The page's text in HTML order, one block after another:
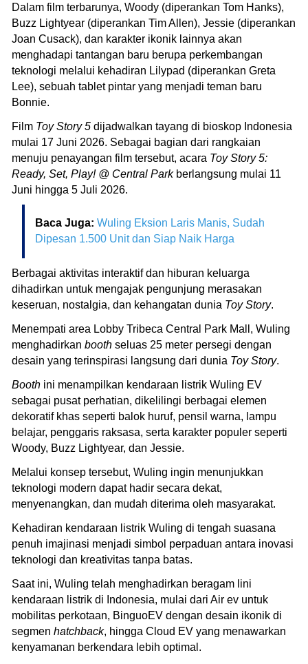
Dalam film terbarunya, Woody (diperankan Tom Hanks),
Buzz Lightyear (diperankan Tim Allen), Jessie (diperankan
Joan Cusack), dan karakter ikonik lainnya akan
menghadapi tantangan baru berupa perkembangan
teknologi melalui kehadiran Lilypad (diperankan Greta
Lee), sebuah tablet pintar yang menjadi teman baru
Bonnie.
Film Toy Story 5 dijadwalkan tayang di bioskop Indonesia
mulai 17 Juni 2026. Sebagai bagian dari rangkaian
menuju penayangan film tersebut, acara Toy Story 5:
Ready, Set, Play! @ Central Parkberlangsung mulai 11
Juni hingga 5 Juli 2026.
Baca Juga: Wuling Eksion Laris Manis, Sudah
Dipesan 1.500 Unit dan Siap Naik Harga
Berbagai aktivitas interaktif dan hiburan keluarga
dihadirkan untuk mengajak pengunjung merasakan
keseruan, nostalgia, dan kehangatan dunia Toy Story.
Menempati area Lobby Tribeca Central Park Mall, Wuling
menghadirkan booth seluas 25 meter persegi dengan
desain yang terinspirasi langsung dari dunia Toy Story.
Booth ini menampilkan kendaraan listrik Wuling EV
sebagai pusat perhatian, dikelilingi berbagai elemen
dekoratif khas seperti balok huruf, pensil warna, lampu
belajar, penggaris raksasa, serta karakter populer seperti
Woody, Buzz Lightyear, dan Jessie.
Melalui konsep tersebut, Wuling ingin menunjukkan
teknologi modern dapat hadir secara dekat,
menyenangkan, dan mudah diterima oleh masyarakat.
Kehadiran kendaraan listrik Wuling di tengah suasana
penuh imajinasi menjadi simbol perpaduan antara inovasi
teknologi dan kreativitas tanpa batas.
Saat ini, Wuling telah menghadirkan beragam lini
kendaraan listrik di Indonesia, mulai dari Air ev untuk
mobilitas perkotaan, BinguoEV dengan desain ikonik di
segmen hatchback, hingga Cloud EV yang menawarkan
kenyamanan berkendara lebih optimal.